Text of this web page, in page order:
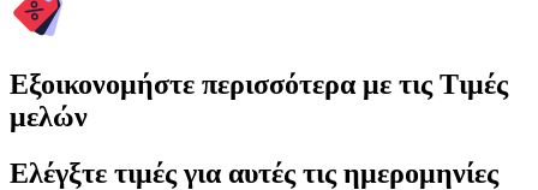
Εξοικονομήστε περισσότερα με τις Τιμές
μελών
Ελέγξτε τιμές για αυτές τις ημερομηνίες